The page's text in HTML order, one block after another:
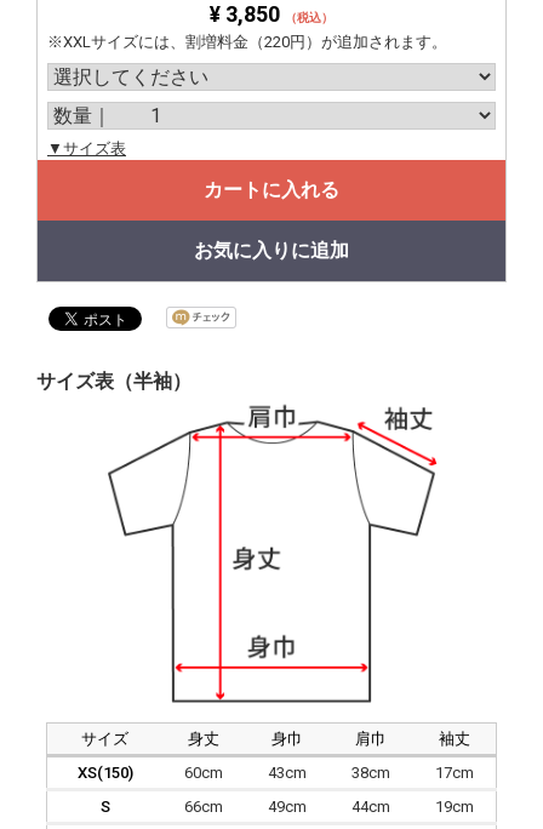
¥ 3,850 （税込）
※XXLサイズには、割増料金（220円）が追加されます。
▼サイズ表
カートに入れる
お気に入りに追加
サイズ表（半袖）
サイズ 身丈 身巾 肩巾
袖丈
XS(150)
60cm 43cm 38cm
17cm
S
66cm 49cm 44cm
19cm